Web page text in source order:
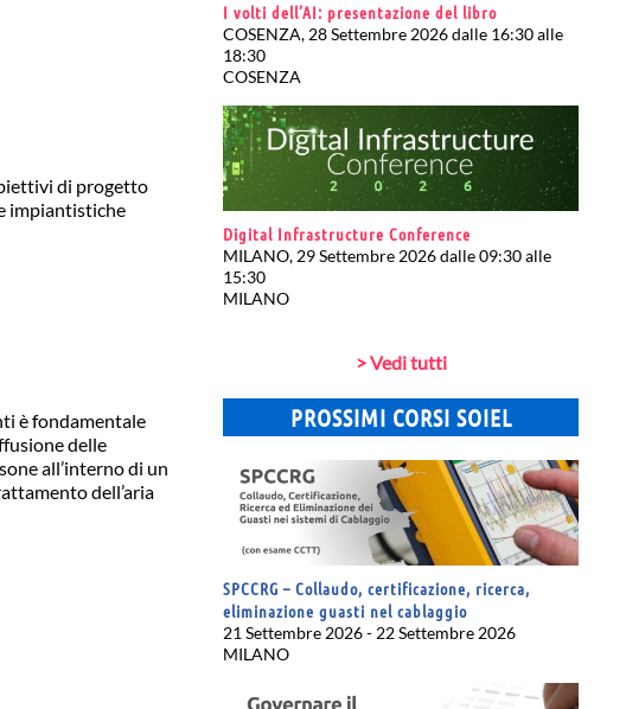
di progetto
impiantistiche
è fondamentale
delle
all’interno di un
dell’aria
I volti dell’AI: presentazione del libro
COSENZA, 28 Settembre 2026 dalle 16:30 alle
18:30
COSENZA
Digital Infrastructure Conference
MILANO, 29 Settembre 2026 dalle 09:30 alle
15:30
MILANO
> Vedi tutti
PROSSIMI CORSI SOIEL
SPCCRG – Collaudo, certificazione, ricerca,
eliminazione guasti nel cablaggio
21 Settembre 2026 - 22 Settembre 2026
MILANO